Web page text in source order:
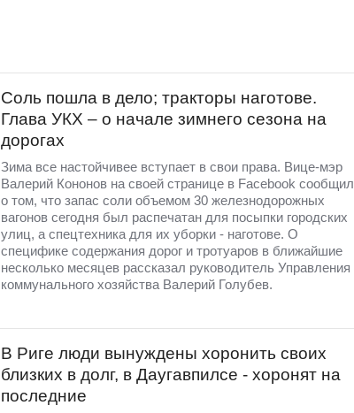
Соль пошла в дело; тракторы наготове.
Глава УКХ – о начале зимнего сезона на
дорогах
Зима все настойчивее вступает в свои права. Вице-мэр
Валерий Кононов на своей странице в Facebook сообщил
о том, что запас соли объемом 30 железнодорожных
вагонов сегодня был распечатан для посыпки городских
улиц, а спецтехника для их уборки - наготове. О
специфике содержания дорог и тротуаров в ближайшие
несколько месяцев рассказал руководитель Управления
коммунального хозяйства Валерий Голубев.
В Риге люди вынуждены хоронить своих
близких в долг, в Даугавпилсе - хоронят на
последние